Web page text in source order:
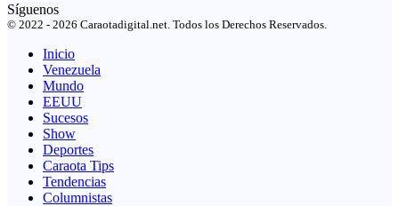
Síguenos
© 2022 - 2026 Caraotadigital.net. Todos los Derechos Reservados.
Inicio
Venezuela
Mundo
EEUU
Sucesos
Show
Deportes
Caraota Tips
Tendencias
Columnistas